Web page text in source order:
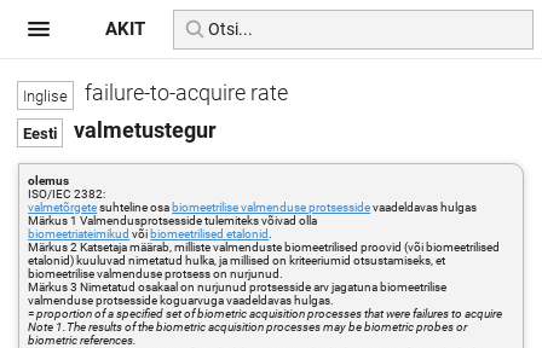
failure-to-acquire rate
valmetustegur
olemus
ISO/IEC 2382:
valmetõrgetesuhteline osa biomeetrilise valmenduse protsessidevaadeldavas hulgas
Märkus 1 Valmendusprotsesside tulemiteks võivad olla
biomeetriateimikud või biomeetrilised etalonid
Märkus 2 Katsetaja määrab, milliste valmenduste biomeetrilised proovid (või biomeetrilised
etalonid) kuuluvad nimetatud hulka, ja millised on kriteeriumid otsustamiseks, et
biomeetrilise valmenduse protsess on nurjunud.
Märkus 3 Nimetatud osakaal on nurjunud protsesside arv jagatuna biomeetrilise
valmenduse protsesside koguarvuga vaadeldavas hulgas.
=proportion of a specified set of biometric acquisition processes that were failures to acquire
Note 1.The results of the biometric acquisition processes may be biometric probes or
biometric references.
AKIT